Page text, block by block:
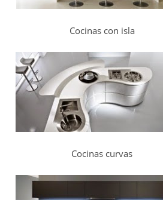
Cocinas con isla
Cocinas curvas